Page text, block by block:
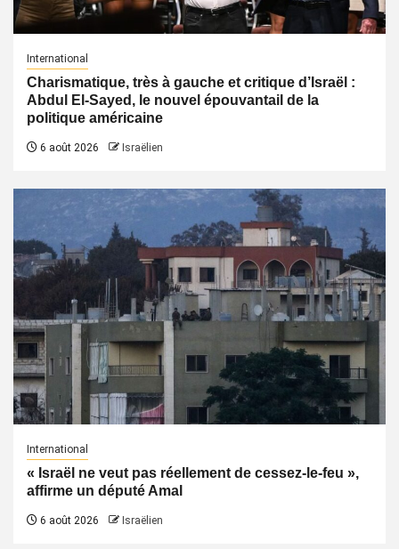
International
Charismatique, très à gauche et critique d’Israël :
Abdul El-Sayed, le nouvel épouvantail de la
politique américaine
6 août 2026 Israëlien
International
« Israël ne veut pas réellement de cessez-le-feu »,
affirme un député Amal
6 août 2026 Israëlien